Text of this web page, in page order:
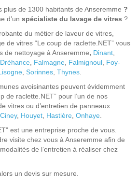
plus de 1300 habitants de Anseremme ?
d’un spécialiste du lavage de vitres ?
du métier de laveur de vitres,
de vitres “Le coup de raclette.NET” vous
de nettoyage à Anseremme, Dinant,
Dréhance, Falmagne, Falmignoul, Foy-
, Sorinnes, Thynes.
avoisinantes peuvent évidemment
de raclette.NET” pour l’un de nos
vitres ou d’entretien de panneaux
Ciney, Houyet, Hastière, Onhaye.
est une entreprise proche de vous.
visite chez vous à Anseremme afin de
de l’entretien à réaliser chez
un devis sur mesure.